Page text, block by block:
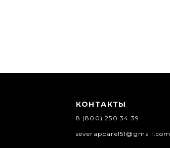
КОНТАКТЫ
8 (800) 250 34 39
severapparel51@gmail.com